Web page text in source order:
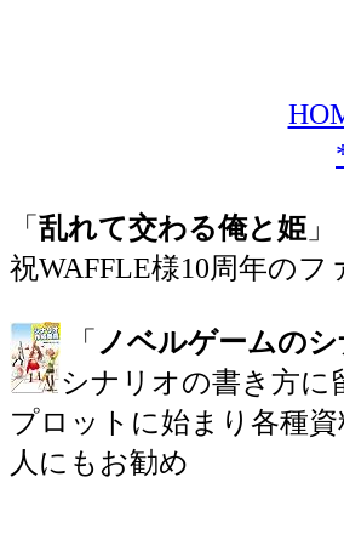
「乱れて交わる俺と姫
祝WAFFLE様10周年のフ
「 ノベルゲームの
シナリオの書き方に
プロットに始まり各種
人にもお勧め